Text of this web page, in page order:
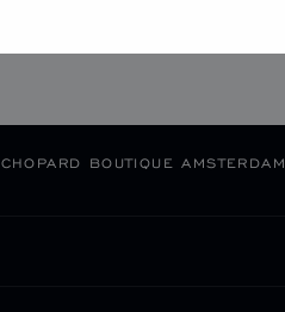
CHOPARD BOUTIQUE AMSTERDAM